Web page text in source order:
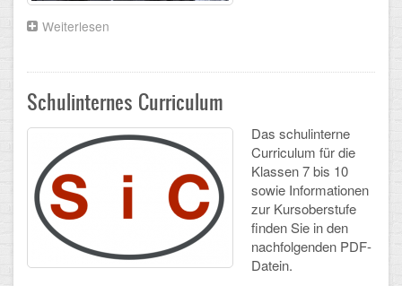
Elternchor
Ehemalige
Schulzeitung: Der Gottfried
FÄCHER
Deutsch und Fremdsprachen
Ethik, Philosophie und Religion
Weiterlesen
dem
Fachbereich
Physik
Schulinternes Curriculum
Das schulinterne
Curriculum für die
Klassen 7 bis 10
sowie Informationen
zur Kursoberstufe
finden Sie in den
nachfolgenden PDF-
Datein.